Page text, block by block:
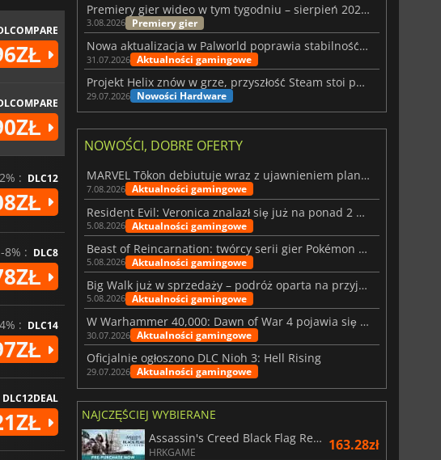
: DLC12
-8% : DLC8
: DLC14
DLC12DEAL
Premiery gier wideo w tym tygodniu – sierpień 2026 r. (32. tydzień)
3.08.2026 Premiery gier
Nowa aktualizacja w Palworld poprawia stabilność Sunreach i walk z bossami
31.07.2026 Aktualności gamingowe
Projekt Helix znów w grze, przyszłość Steam stoi pod znakiem zapytania
29.07.2026 Nowości Hardware
NOWOŚCI, DOBRE OFERTY
MARVEL Tōkon debiutuje wraz z ujawnieniem planu rozwoju na pierwszy rok
7.08.2026 Aktualności gamingowe
Resident Evil: Veronica znalazł się już na ponad 2 milionach list życzeń
5.08.2026 Aktualności gamingowe
Beast of Reincarnation: twórcy serii gier Pokémon wkraczają na nową ścieżkę
5.08.2026 Aktualności gamingowe
Big Walk już w sprzedaży – podróż oparta na przyjaźni
5.08.2026 Aktualności gamingowe
W Warhammer 40,000: Dawn of War 4 pojawia się frakcja Nekronów
30.07.2026 Aktualności gamingowe
Oficjalnie ogłoszono DLC Nioh 3: Hell Rising
29.07.2026 Aktualności gamingowe
NAJCZĘŚCIEJ WYBIERANE
Assassin's Creed Black Flag Resynced
HRKGAME 163.28zł